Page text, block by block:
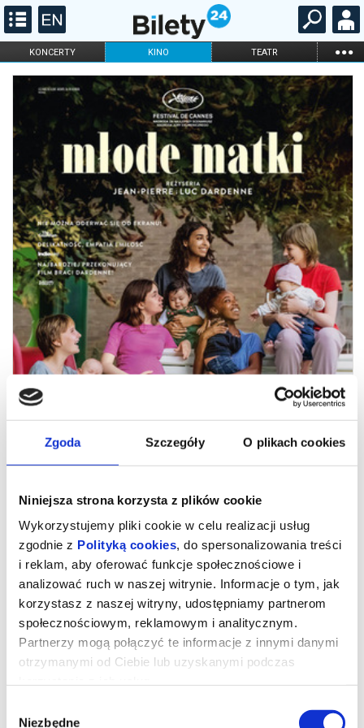
Zgoda Szczegóły O plikach cookies
Niniejsza strona korzysta z plików cookie
Wykorzystujemy pliki cookie w celu realizacji usług
zgodnie z Polityką cookies, do spersonalizowania treści
i reklam, aby oferować funkcje społecznościowe i
analizować ruch w naszej witrynie. Informacje o tym, jak
korzystasz z naszej witryny, udostępniamy partnerom
społecznościowym, reklamowym i analitycznym.
Partnerzy mogą połączyć te informacje z innymi danymi
otrzymanymi od Ciebie lub uzyskanymi podczas
Niezbędne
KONCERTY KINO TEATR ...
FILHARMONIA OPERA I BALET
STAND-UP
DLA DZIECI
ONLINE KARNETY
Młode matki
reż. Jean-Pierre Dardenne, Luc Dardenne | Belgia, Francja | 2025
dla młodych matek w belgijskim Liège. Poznajemy pięć nastolatek
zmierzyć się z trudami wczesnego macierzyństwa. Każda z
dziewczyn, których los do tej pory nie oszczędzał, ma inną historię.